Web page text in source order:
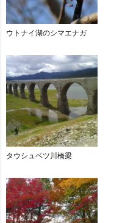
ウトナイ湖のシマエナガ
タウシュベツ川橋梁